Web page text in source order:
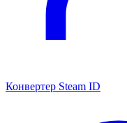
Конвертер Steam ID